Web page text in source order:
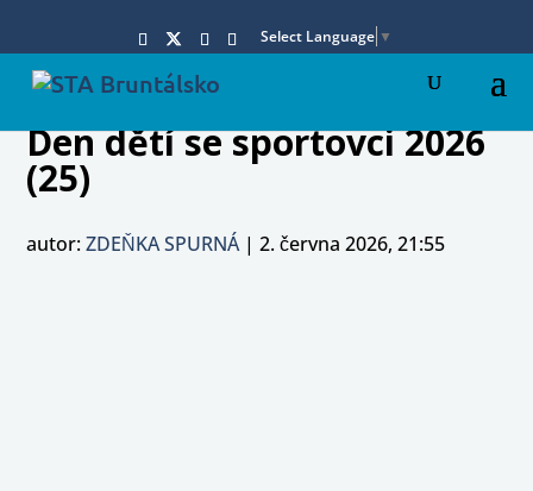
Select Language ▼
Den dětí se sportovci 2026
(25)
autor:ZDEŇKA SPURNÁ|2. června 2026, 21:55